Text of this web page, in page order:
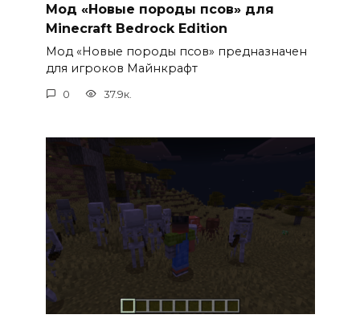
Мод «Новые породы псов» для
Minecraft Bedrock Edition
Мод «Новые породы псов» предназначен
для игроков Майнкрафт
0 37.9к.